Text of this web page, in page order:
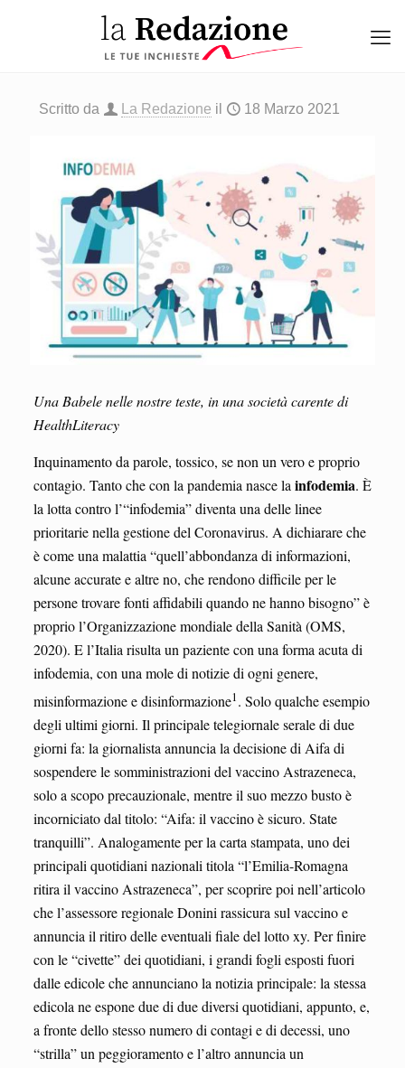
Scritto da La Redazione il 18 Marzo 2021
Una Babele nelle nostre teste, in una società carente di
HealthLiteracy
Inquinamento da parole, tossico, se non un vero e proprio
contagio. Tanto che con la pandemia nasce la infodemia. È
la lotta contro l’“infodemia” diventa una delle linee
prioritarie nella gestione del Coronavirus. A dichiarare che
è come una malattia “quell’abbondanza di informazioni,
alcune accurate e altre no, che rendono difficile per le
persone trovare fonti affidabili quando ne hanno bisogno” è
proprio l’Organizzazione mondiale della Sanità (OMS,
2020). E l’Italia risulta un paziente con una forma acuta di
infodemia, con una mole di notizie di ogni genere,
misinformazione e disinformazione1. Solo qualche esempio
degli ultimi giorni. Il principale telegiornale serale di due
giorni fa: la giornalista annuncia la decisione di Aifa di
sospendere le somministrazioni del vaccino Astrazeneca,
solo a scopo precauzionale, mentre il suo mezzo busto è
incorniciato dal titolo: “Aifa: il vaccino è sicuro. State
tranquilli”. Analogamente per la carta stampata, uno dei
principali quotidiani nazionali titola “l’Emilia-Romagna
ritira il vaccino Astrazeneca”, per scoprire poi nell’articolo
che l’assessore regionale Donini rassicura sul vaccino e
annuncia il ritiro delle eventuali fiale del lotto xy. Per finire
con le “civette” dei quotidiani, i grandi fogli esposti fuori
dalle edicole che annunciano la notizia principale: la stessa
edicola ne espone due di due diversi quotidiani, appunto, e,
a fronte dello stesso numero di contagi e di decessi, uno
“strilla” un peggioramento e l’altro annuncia un